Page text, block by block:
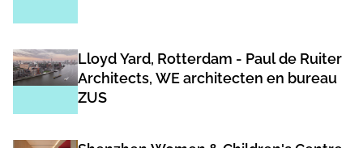
Lloyd Yard, Rotterdam - Paul de Ruiter
Architects, WE architecten en bureau
ZUS